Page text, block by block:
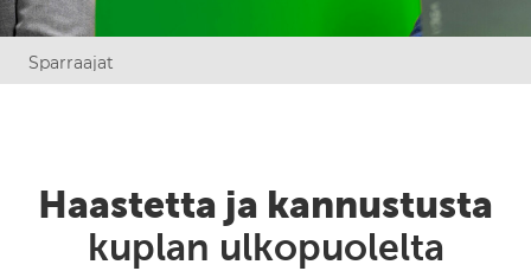
Sparraajat
Haastetta ja kannustusta
kuplan ulkopuolelta